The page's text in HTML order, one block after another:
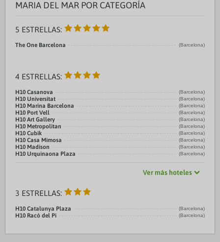
MARIA DEL MAR POR CATEGORÍA
5 ESTRELLAS:
The One Barcelona (Barcelona)
4 ESTRELLAS:
H10 Casanova (Barcelona)
H10 Universitat (Barcelona)
H10 Marina Barcelona (Barcelona)
H10 Port Vell (Barcelona)
H10 Art Gallery (Barcelona)
H10 Metropolitan (Barcelona)
H10 Cubik (Barcelona)
H10 Casa Mimosa (Barcelona)
H10 Madison (Barcelona)
H10 Urquinaona Plaza (Barcelona)
Ver más hoteles
3 ESTRELLAS:
H10 Catalunya Plaza (Barcelona)
H10 Racó del Pi (Barcelona)